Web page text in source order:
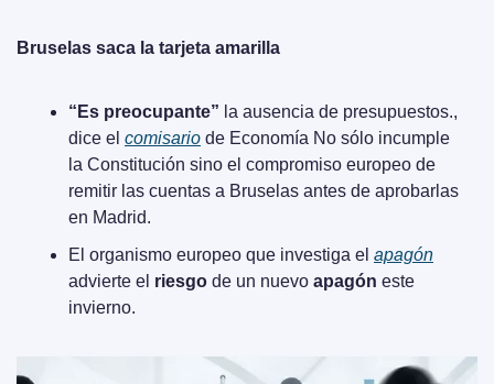
Bruselas saca la tarjeta amarilla
“Es preocupante” la ausencia de presupuestos.,
dice el comisario de Economía No sólo incumple
la Constitución sino el compromiso europeo de
remitir las cuentas a Bruselas antes de aprobarlas
en Madrid.
El organismo europeo que investiga el apagón
advierte el riesgo de un nuevo apagón este
invierno.